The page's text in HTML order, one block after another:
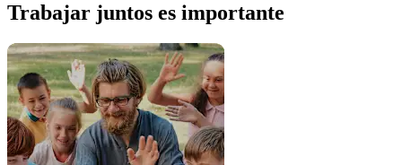
Trabajar juntos es importante